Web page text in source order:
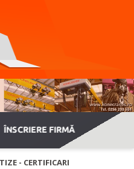
ÎNSCRIERE FIRMĂ
- CERTIFICARI